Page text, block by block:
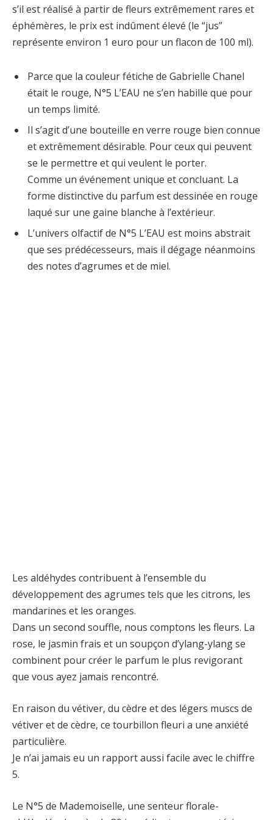
s’il est réalisé à partir de fleurs extrêmement rares et
éphémères, le prix est indûment élevé (le “jus”
représente environ 1 euro pour un flacon de 100 ml).
Parce que la couleur fétiche de Gabrielle Chanel
était le rouge, N°5 L’EAU ne s’en habille que pour
un temps limité.
Il s’agit d’une bouteille en verre rouge bien connue
et extrêmement désirable. Pour ceux qui peuvent
se le permettre et qui veulent le porter.
Comme un événement unique et concluant. La
forme distinctive du parfum est dessinée en rouge
laqué sur une gaine blanche à l’extérieur.
L’univers olfactif de N°5 L’EAU est moins abstrait
que ses prédécesseurs, mais il dégage néanmoins
des notes d’agrumes et de miel.
Les aldéhydes contribuent à l’ensemble du
développement des agrumes tels que les citrons, les
mandarines et les oranges.
Dans un second souffle, nous comptons les fleurs. La
rose, le jasmin frais et un soupçon d’ylang-ylang se
combinent pour créer le parfum le plus revigorant
que vous ayez jamais rencontré.
En raison du vétiver, du cèdre et des légers muscs de
vétiver et de cèdre, ce tourbillon fleuri a une anxiété
particulière.
Je n’ai jamais eu un rapport aussi facile avec le chiffre
5.
Le N°5 de Mademoiselle, une senteur florale-